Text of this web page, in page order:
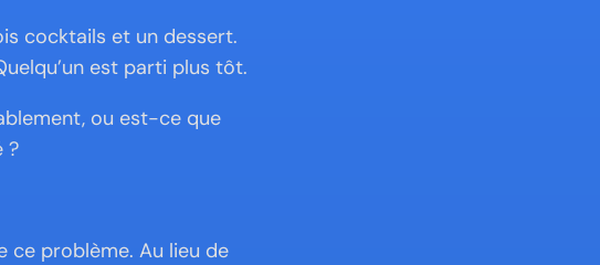
cocktails et un dessert.
est parti plus tôt.
ou est-ce que
?
ce problème. Au lieu de